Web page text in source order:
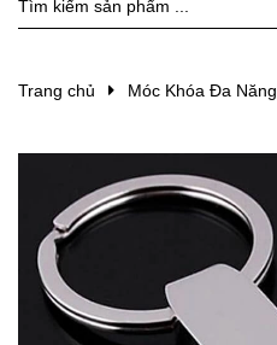
Trang chủ Móc Khóa Đa Năng